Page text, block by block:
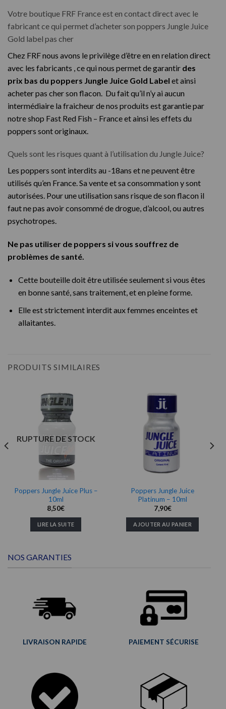
Votre boutique FRF France est en contact direct avec le
fabricant ce qui permet d’acheter son poppers Jungle Juice
Gold label pas cher
Chez FRF nous avons le privilège d’être en en relation direct
avec les fabricants , ce qui nous permet de garantir des
prix bas du poppers Jungle Juice Gold Label et ainsi
acheter pas cher son flacon. Du fait qu’il n’y ai aucun
intermédiaire la fraicheur de nos produits est garantie par
notre shop Fast Red Fish – France et ainsi les effets du
poppers sont originaux.
Quels sont les risques quant à l’utilisation du Jungle Juice?
Les poppers sont interdits au -18ans et ne peuvent être
utilisés qu’en France. Sa vente et sa consommation y sont
autorisées. Pour une utilisation sans risque de son flacon il
faut ne pas avoir consommé de drogue, d’alcool, ou autres
psychotropes.
Ne pas utiliser de poppers si vous souffrez de
problèmes de santé.
Cette bouteille doit être utilisée seulement si vous êtes
en bonne santé, sans traitement, et en pleine forme.
Elle est strictement interdit aux femmes enceintes et
allaitantes.
PRODUITS SIMILAIRES
RUPTURE DE STOCK
Poppers Jungle Juice Plus –
10ml
8,50€
LIRE LA SUITE
Poppers Jungle Juice
Platinum – 10ml
7,90€
AJOUTER AU PANIER
NOS GARANTIES
LIVRAISON RAPIDE PAIEMENT SÉCURISE